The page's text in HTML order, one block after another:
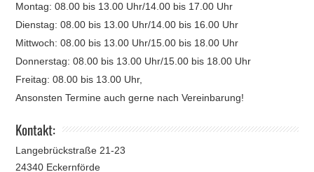
Montag: 08.00 bis 13.00 Uhr/14.00 bis 17.00 Uhr
Dienstag: 08.00 bis 13.00 Uhr/14.00 bis 16.00 Uhr
Mittwoch: 08.00 bis 13.00 Uhr/15.00 bis 18.00 Uhr
Donnerstag: 08.00 bis 13.00 Uhr/15.00 bis 18.00 Uhr
Freitag: 08.00 bis 13.00 Uhr,
Ansonsten Termine auch gerne nach Vereinbarung!
Kontakt:
Langebrückstraße 21-23
24340 Eckernförde